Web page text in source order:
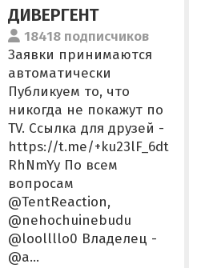
ДИВЕРГЕНТ
18418 подписчиков
Заявки принимаются
автоматически
Публикуем то, что
никогда не покажут по
TV. Ссылка для друзей -
https://t.me/+ku23lF_6dt
RhNmYy По всем
вопросам
@TentReaction,
@nehochuinebudu
@loollllo0 Владелец -
@a...